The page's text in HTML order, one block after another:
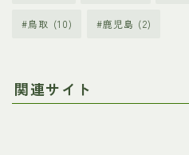
鳥取 (10) 鹿児島 (2)
関連サイト